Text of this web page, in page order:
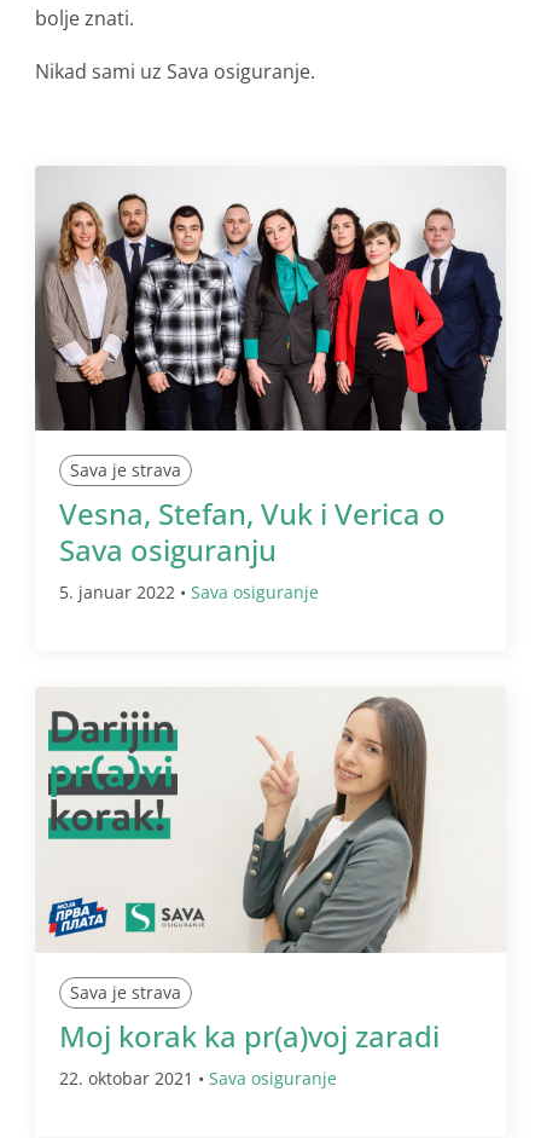
bolje znati.
Nikad sami uz Sava osiguranje.
Sava je strava
Vesna, Stefan, Vuk i Verica o
Sava osiguranju
5. januar 2022 • Sava osiguranje
Sava je strava
Moj korak ka pr(a)voj zaradi
22. oktobar 2021 • Sava osiguranje